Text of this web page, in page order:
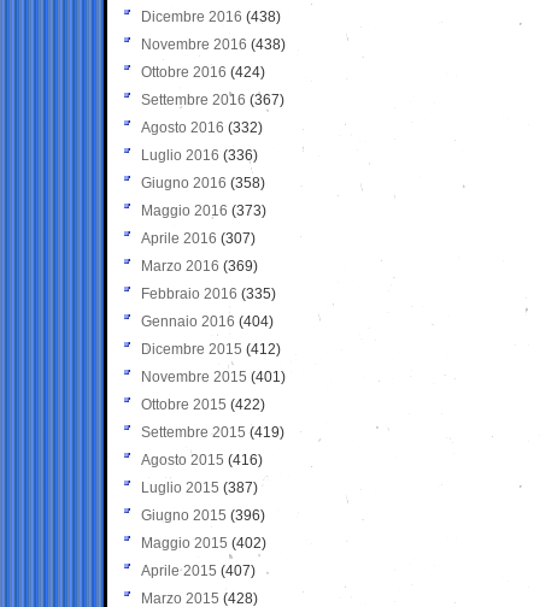
Dicembre 2016 (438)
Novembre 2016 (438)
Ottobre 2016 (424)
Settembre 2016 (367)
Agosto 2016 (332)
Luglio 2016 (336)
Giugno 2016 (358)
Maggio 2016 (373)
Aprile 2016 (307)
Marzo 2016 (369)
Febbraio 2016 (335)
Gennaio 2016 (404)
Dicembre 2015 (412)
Novembre 2015 (401)
Ottobre 2015 (422)
Settembre 2015 (419)
Agosto 2015 (416)
Luglio 2015 (387)
Giugno 2015 (396)
Maggio 2015 (402)
Aprile 2015 (407)
Marzo 2015 (428)